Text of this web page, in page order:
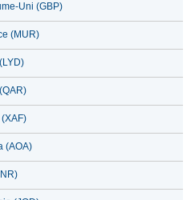
Uni (GBP)
(MUR)
(AOA)